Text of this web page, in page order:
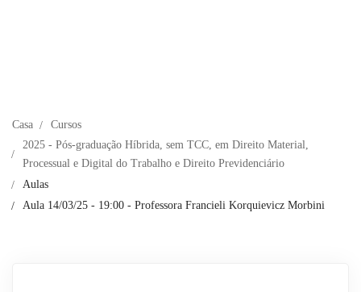
Casa
Cursos
2025 - Pós-graduação Híbrida, sem TCC, em Direito Material,
Processual e Digital do Trabalho e Direito Previdenciário
Aulas
Aula 14/03/25 - 19:00 - Professora Francieli Korquievicz Morbini